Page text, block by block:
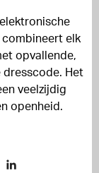
combineert elk
opvallende,
dresscode. Het
veelzijdig
openheid.